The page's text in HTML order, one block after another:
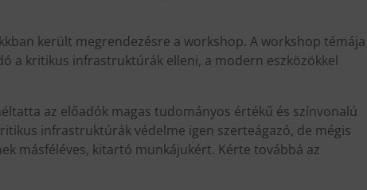
került megrendezésre a workshop. A workshop témája
a kritikus infrastruktúrák elleni, a modern eszközökkel
az előadók magas tudományos értékű és színvonalú
infrastruktúrák védelme igen szerteágazó, de mégis
másféléves, kitartó munkájukért. Kérte továbbá az